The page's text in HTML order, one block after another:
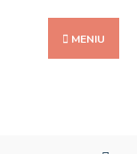
MENIU